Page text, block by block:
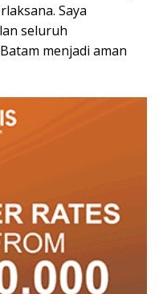
Saya
seluruh
menjadi aman